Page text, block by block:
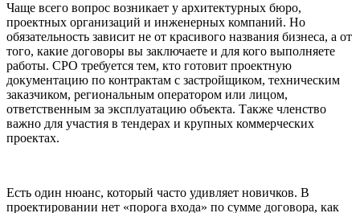
Чаще всего вопрос возникает у архитектурных бюро,
проектных организаций и инженерных компаний. Но
обязательность зависит не от красивого названия бизнеса, а от
того, какие договоры вы заключаете и для кого выполняете
работы. СРО требуется тем, кто готовит проектную
документацию по контрактам с застройщиком, техническим
заказчиком, региональным оператором или лицом,
ответственным за эксплуатацию объекта. Также членство
важно для участия в тендерах и крупных коммерческих
проектах.
Есть один нюанс, который часто удивляет новичков. В
проектировании нет «порога входа» по сумме договора, как